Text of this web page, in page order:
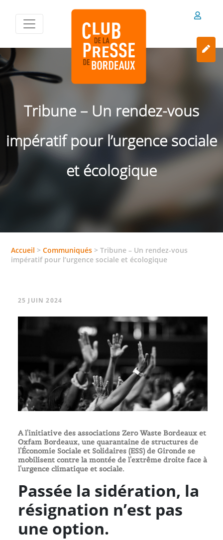
Tribune – Un rendez-vous
impératif pour l’urgence sociale
et écologique
Accueil >Communiqués >Tribune – Un rendez-vous
impératif pour l’urgence sociale et écologique
25 JUIN 2024
A l'initiative des associations Zero Waste Bordeaux et
Oxfam Bordeaux, une quarantaine de structures de
l'Économie Sociale et Solidaires (ESS) de Gironde se
mobilisent contre la montée de l'extrême droite face à
l'urgence climatique et sociale.
Passée la sidération, la
résignation n’est pas
une option.